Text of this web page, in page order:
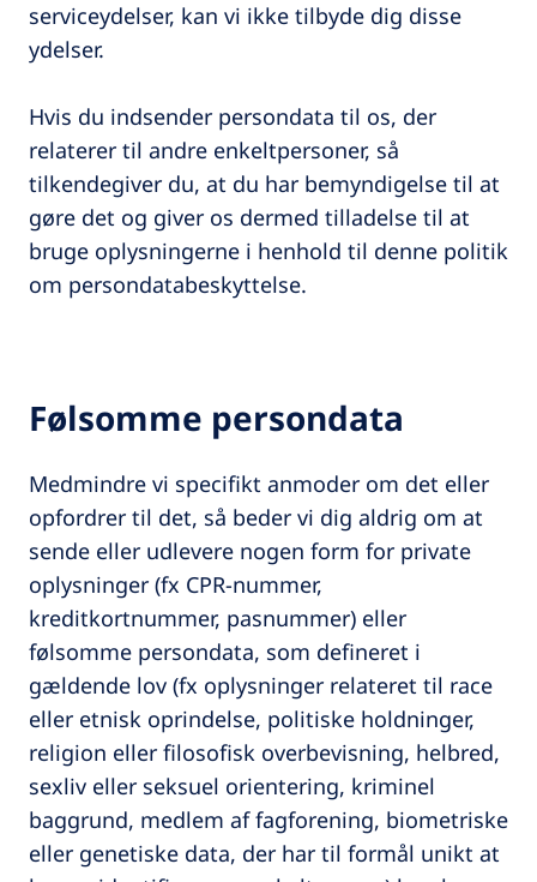
serviceydelser, kan vi ikke tilbyde dig disse
ydelser.
Hvis du indsender persondata til os, der
relaterer til andre enkeltpersoner, så
tilkendegiver du, at du har bemyndigelse til at
gøre det og giver os dermed tilladelse til at
bruge oplysningerne i henhold til denne politik
om persondatabeskyttelse.
Følsomme persondata
Medmindre vi specifikt anmoder om det eller
opfordrer til det, så beder vi dig aldrig om at
sende eller udlevere nogen form for private
oplysninger (fx CPR-nummer,
kreditkortnummer, pasnummer) eller
følsomme persondata, som defineret i
gældende lov (fx oplysninger relateret til race
eller etnisk oprindelse, politiske holdninger,
religion eller filosofisk overbevisning, helbred,
sexliv eller seksuel orientering, kriminel
baggrund, medlem af fagforening, biometriske
eller genetiske data, der har til formål unikt at